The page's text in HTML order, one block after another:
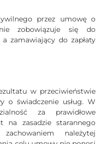
przez umowę o
zobowiązuje się do
zamawiający do zapłaty
w przeciwieństwie
o świadczenie usług. W
za prawidłowe
na zasadzie starannego
należytej